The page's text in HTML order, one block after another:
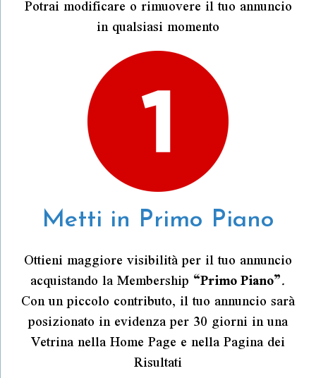
in qualsiasi momento
Metti in Primo Piano
Ottieni maggiore visibilità per il tuo annuncio
acquistando la Membership“Primo Piano”.
Con un piccolo contributo, il tuo annuncio sarà
posizionato in evidenza per 30 giorni in una
Vetrina nella Home Page e nella Pagina dei
Risultati